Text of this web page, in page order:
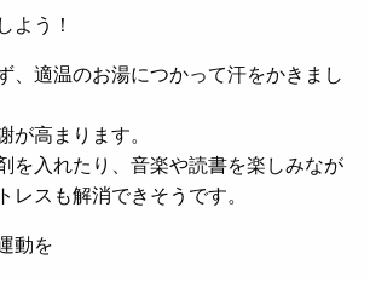
よう！
、適温のお湯につかって汗をかきまし
が高まります。
を入れたり、音楽や読書を楽しみなが
レスも解消できそうです。
動を